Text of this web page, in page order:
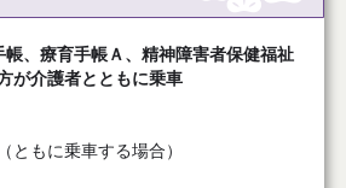
帳、療育手帳Ａ、精神障害者保健福祉
が介護者とともに乗車
もに乗車する場合）